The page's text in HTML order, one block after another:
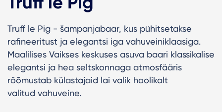
Truff le Pig - šampanjabaar, kus pühitsetakse
rafineeritust ja elegantsi iga vahuveiniklaasiga.
Maalilises Vaikses keskuses asuva baari klassikalise
elegantsi ja hea seltskonnaga atmosfääris
rõõmustab külastajaid lai valik hoolikalt
valitud vahuveine.